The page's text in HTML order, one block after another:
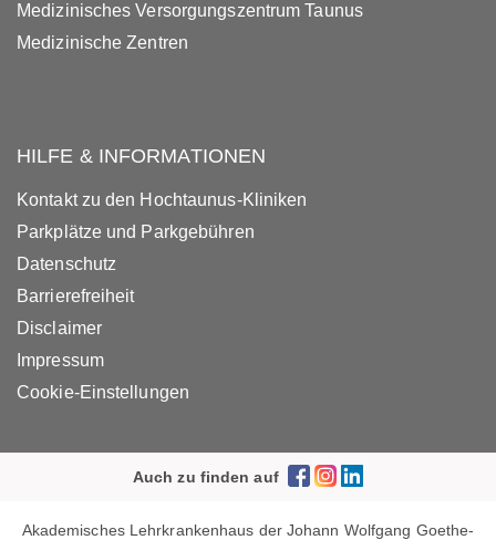
Medizinisches Versorgungszentrum Taunus
Medizinische Zentren
HILFE & INFORMATIONEN
Kontakt zu den Hochtaunus-Kliniken
Parkplätze und Parkgebühren
Datenschutz
Barrierefreiheit
Disclaimer
Impressum
Cookie-Einstellungen
Auch zu finden auf
Akademisches Lehrkrankenhaus der Johann Wolfgang Goethe-